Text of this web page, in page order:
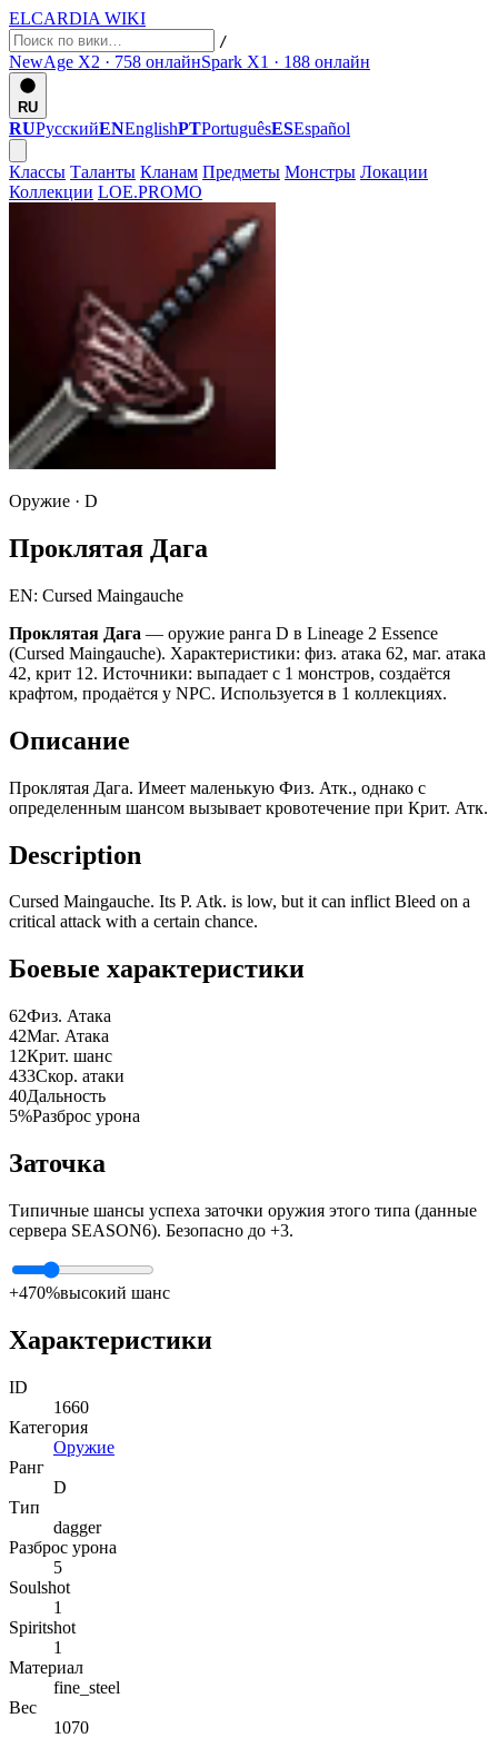
ELCARDIA WIKI
/
NewAge X2 · 758 онлайнSpark X1 · 188 онлайн
RU
RUРусскийENEnglishPTPortuguêsESEspañol
Классы Таланты Кланам Предметы Монстры Локации
Коллекции LOE.PROMO
Оружие · D
Проклятая Дага
EN: Cursed Maingauche
Проклятая Дага — оружие ранга D в Lineage 2 Essence
(Cursed Maingauche). Характеристики: физ. атака 62, маг. атака
42, крит 12. Источники: выпадает с 1 монстров, создаётся
крафтом, продаётся у NPC. Используется в 1 коллекциях.
Описание
Проклятая Дага. Имеет маленькую Физ. Атк., однако с
определенным шансом вызывает кровотечение при Крит. Атк.
Description
Cursed Maingauche. Its P. Atk. is low, but it can inflict Bleed on a
critical attack with a certain chance.
Боевые характеристики
62Физ. Атака
42Маг. Атака
12Крит. шанс
433Скор. атаки
40Дальность
5%Разброс урона
Заточка
Типичные шансы успеха заточки оружия этого типа (данные
сервера SEASON6). Безопасно до +3.
+470%высокий шанс
Характеристики
ID
1660
Категория
Оружие
Ранг
D
Тип
dagger
Разброс урона
5
Soulshot
1
Spiritshot
1
Материал
fine_steel
Вес
1070